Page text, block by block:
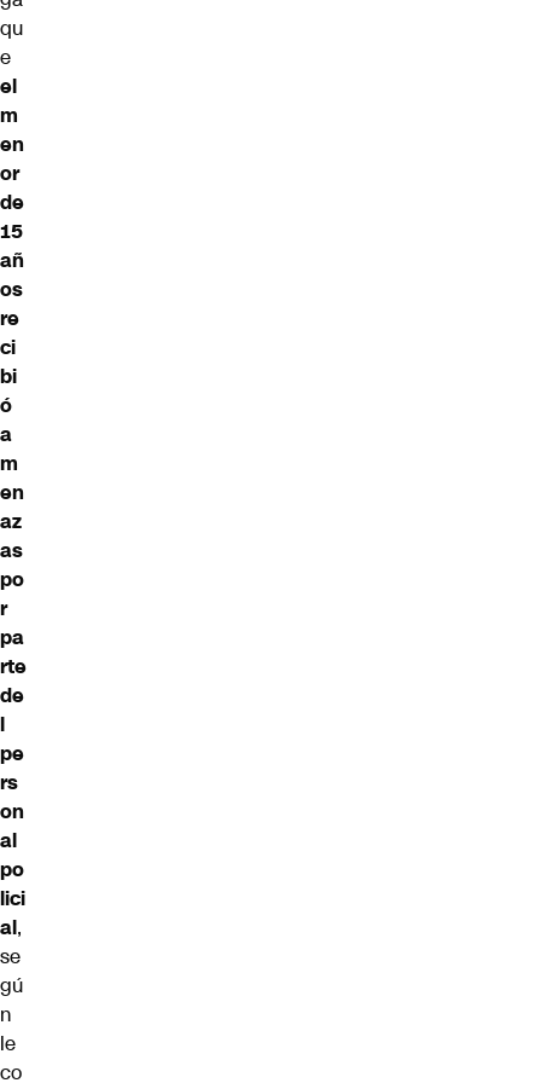
qu
e
el
m
en
or
de
15
añ
os
re
ci
bi
ó
a
m
en
az
as
po
r
pa
rte
de
l
pe
rs
on
al
po
lici
al,
se
gú
n
le
co